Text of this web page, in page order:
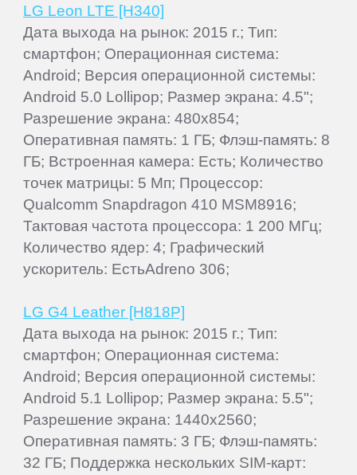
LG Leon LTE [H340]
Дата выхода на рынок: 2015 г.; Тип:
смартфон; Операционная система:
Android; Версия операционной системы:
Android 5.0 Lollipop; Размер экрана: 4.5";
Разрешение экрана: 480x854;
Оперативная память: 1 ГБ; Флэш-память: 8
ГБ; Встроенная камера: Есть; Количество
точек матрицы: 5 Мп; Процессор:
Qualcomm Snapdragon 410 MSM8916;
Тактовая частота процессора: 1 200 МГц;
Количество ядер: 4; Графический
ускоритель: ЕстьAdreno 306;
LG G4 Leather [H818P]
Дата выхода на рынок: 2015 г.; Тип:
смартфон; Операционная система:
Android; Версия операционной системы:
Android 5.1 Lollipop; Размер экрана: 5.5";
Разрешение экрана: 1440x2560;
Оперативная память: 3 ГБ; Флэш-память:
32 ГБ; Поддержка нескольких SIM-карт: